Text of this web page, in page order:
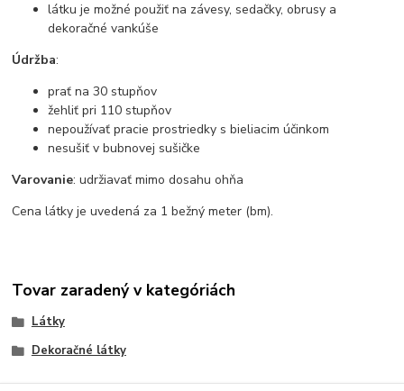
látku je možné použiť na závesy, sedačky, obrusy a
dekoračné vankúše
Údržba:
prať na 30 stupňov
žehliť pri 110 stupňov
nepoužívať pracie prostriedky s bieliacim účinkom
nesušiť v bubnovej sušičke
Varovanie: udržiavať mimo dosahu ohňa
Cena látky je uvedená za 1 bežný meter (bm).
Tovar zaradený v kategóriách
Látky
Dekoračné látky